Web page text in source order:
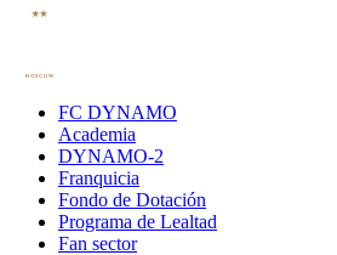
FC DYNAMO
Academia
DYNAMO-2
Franquicia
Fondo de Dotación
Programa de Lealtad
Fan sector